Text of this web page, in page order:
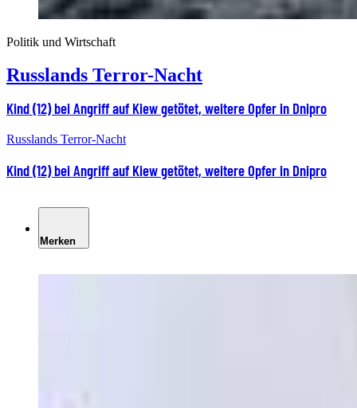
Politik und Wirtschaft
Russlands Terror-Nacht
Kind (12) bei Angriff auf Kiew getötet, weitere Opfer in Dnipro
Russlands Terror-Nacht
Kind (12) bei Angriff auf Kiew getötet, weitere Opfer in Dnipro
Merken